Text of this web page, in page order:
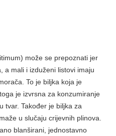
može se prepoznati jer
a mali i izduženi listovi imaju
To je biljka koja je
je izvrsna za konzumiranje
tvar. Također je biljka za
u slučaju crijevnih plinova.
blanširani, jednostavno